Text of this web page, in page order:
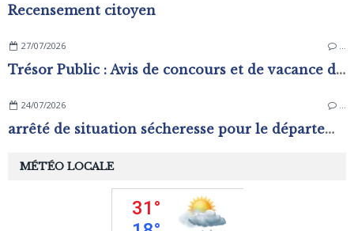
Recensement citoyen
27/07/2026 …
Trésor Public : Avis de concours et de vacance d'emplois
24/07/2026 …
arrêté de situation sécheresse pour le département de l'Orne.
MÉTÉO LOCALE